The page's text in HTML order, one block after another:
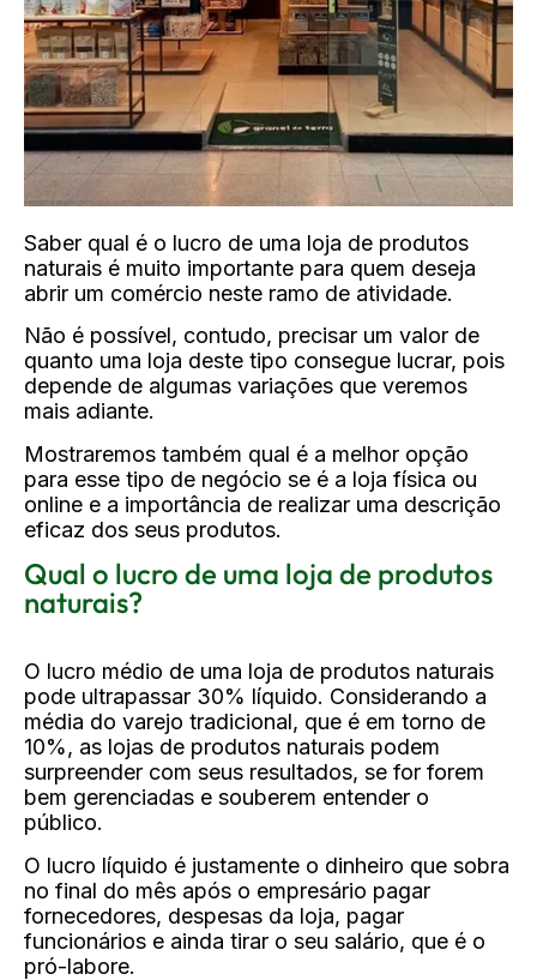
Saber qual é o lucro de uma loja de produtos
naturais é muito importante para quem deseja
abrir um comércio neste ramo de atividade.
Não é possível, contudo, precisar um valor de
quanto uma loja deste tipo consegue lucrar, pois
depende de algumas variações que veremos
mais adiante.
Mostraremos também qual é a melhor opção
para esse tipo de negócio se é a loja física ou
online e a importância de realizar uma descrição
eficaz dos seus produtos.
Qual o lucro de uma loja de produtos
naturais?
O lucro médio de uma loja de produtos naturais
pode ultrapassar 30% líquido. Considerando a
média do varejo tradicional, que é em torno de
10%, as lojas de produtos naturais podem
surpreender com seus resultados, se for forem
bem gerenciadas e souberem entender o
público.
O lucro líquido é justamente o dinheiro que sobra
no final do mês após o empresário pagar
fornecedores, despesas da loja, pagar
funcionários e ainda tirar o seu salário, que é o
pró-labore.